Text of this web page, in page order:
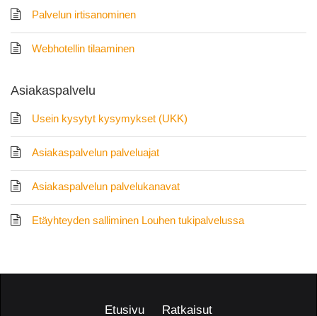
Palvelun irtisanominen
Webhotellin tilaaminen
Asiakaspalvelu
Usein kysytyt kysymykset (UKK)
Asiakaspalvelun palveluajat
Asiakaspalvelun palvelukanavat
Etäyhteyden salliminen Louhen tukipalvelussa
Etusivu Ratkaisut